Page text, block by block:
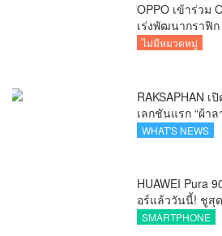
OPPO เข้าร่วม
เร่งพัฒนากราฟิ
ไม่มีหมวดหมู่
RAKSAPHAN
เลกชันแรก “ผ้า
ภูมิปัญญาท้องถิ่น
WHAT'S NEWS
HUAWEI Pura
อร์แล้ววันนี้! ชูสุ
พร้อม AI อัจฉริย
SMARTPHONE